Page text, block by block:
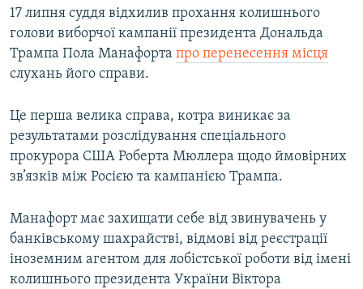
17 липня суддя відхилив прохання колишнього
голови виборчої кампанії президента Дональда
Трампа Пола Манафорта про перенесення місця
слухань його справи.
Це перша велика справа, котра виникає за
результатами розслідування спеціального
прокурора США Роберта Мюллера щодо ймовірних
зв’язків між Росією та кампанією Трампа.
Манафорт має захищати себе від звинувачень у
банківському шахрайстві, відмові від реєстрації
іноземним агентом для лобістської роботи від імені
колишнього президента України Віктора